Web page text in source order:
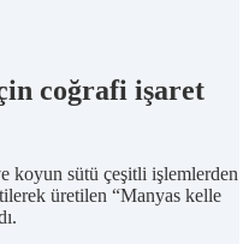
coğrafi işaret
koyun sütü çeşitli işlemlerden
üretilen “Manyas kelle